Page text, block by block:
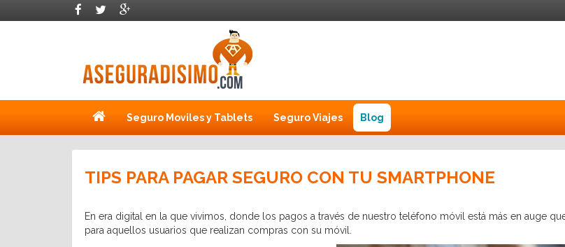
Seguro Moviles y Tablets Seguro Viajes Blog
TIPS PARA PAGAR SEGURO CON TU SMARTPHONE
En era digital en la que vivimos, donde los pagos a través de nuestro teléfono móvil está más en auge
para aquellos usuarios que realizan compras con su móvil.